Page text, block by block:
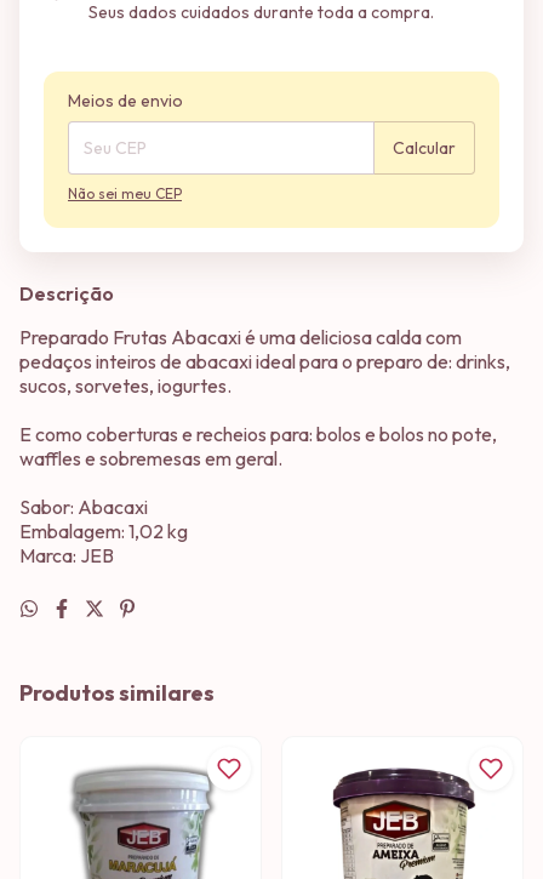
Seus dados cuidados durante toda a compra.
Entregas para o CEP:
Meios de envio
Calcular
Não sei meu CEP
Descrição
Preparado Frutas Abacaxi é uma deliciosa calda com
pedaços inteiros de abacaxi ideal para o preparo de: drinks,
sucos, sorvetes, iogurtes.
E como coberturas e recheios para: bolos e bolos no pote,
waffles e sobremesas em geral.
Sabor: Abacaxi
Embalagem: 1,02 kg
Marca: JEB
Produtos similares